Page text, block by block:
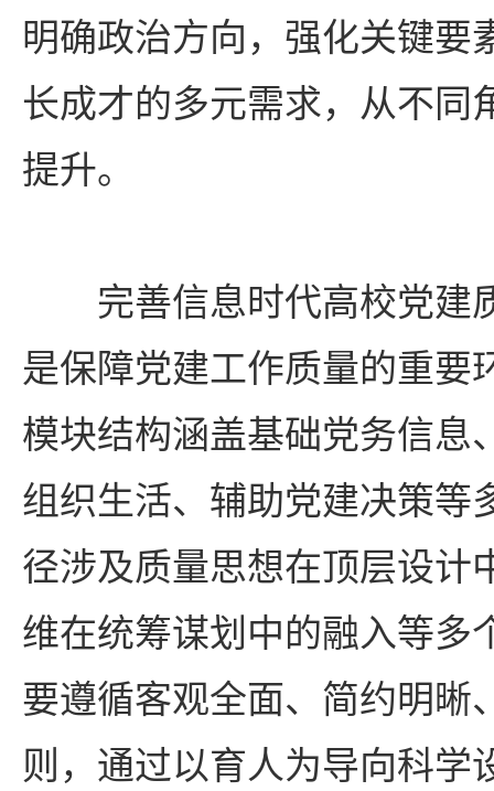
明确政治方向，强化关键要
长成才的多元需求，从不同
提升。
完善信息时代高校党建
是保障党建工作质量的重要
模块结构涵盖基础党务信息
组织生活、辅助党建决策等
径涉及质量思想在顶层设计
维在统筹谋划中的融入等多
要遵循客观全面、简约明晰
则，通过以育人为导向科学